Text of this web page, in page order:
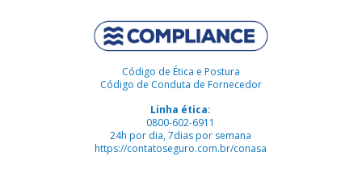
Código de Ética e Postura
Código de Conduta de Fornecedor
Linha ética:
0800-602-6911
24h por dia, 7dias por semana
https://contatoseguro.com.br/conasa